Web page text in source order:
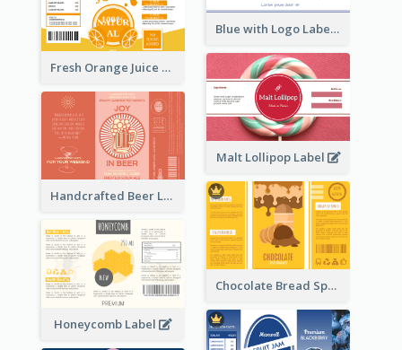
Blue with Logo Label
Fresh Orange Juice Label
Malt Lollipop Label
Handcrafted Beer Label
Chocolate Bread Spread Label
Honeycomb Label